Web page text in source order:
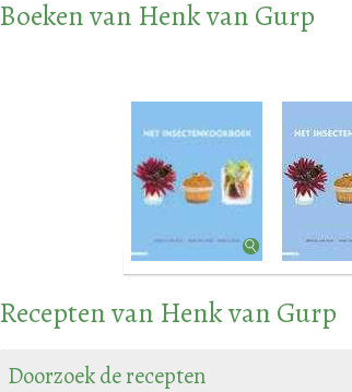
Boeken van Henk van Gurp
Recepten van Henk van Gurp
Doorzoek de recepten